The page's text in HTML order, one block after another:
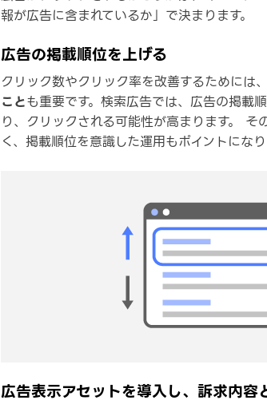
報が広告に含まれているか」で決まります。
広告の掲載順位を上げる
クリック数やクリック率を改善するためには、
ことも重要です。検索広告では、広告の掲載
り、クリックされる可能性が高まります。
く、掲載順位を意識した運用もポイントになり
広告表示アセットを導入し、訴求内容